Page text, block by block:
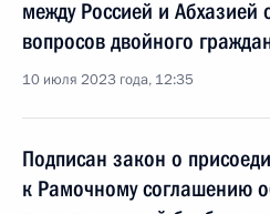
между Россией и Абхазией
вопросов двойного
10 июля 2023 года, 12:35
Подписан закон о
к Рамочному соглашению